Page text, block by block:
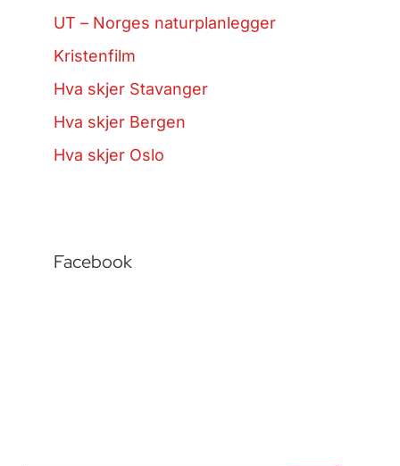
UT – Norges naturplanlegger
Kristenfilm
Hva skjer Stavanger
Hva skjer Bergen
Hva skjer Oslo
Facebook